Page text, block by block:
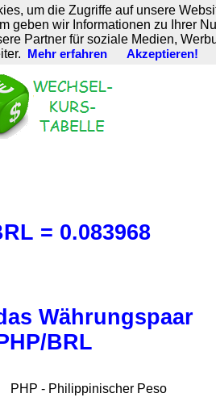
= 0.083968
Währungspaar
BRL
PHP - Philippinischer Peso
um die Zugriffe auf unsere
geben wir Informationen zu Ihrer
Partner für soziale Medien,
Mehr erfahren Akzeptieren!